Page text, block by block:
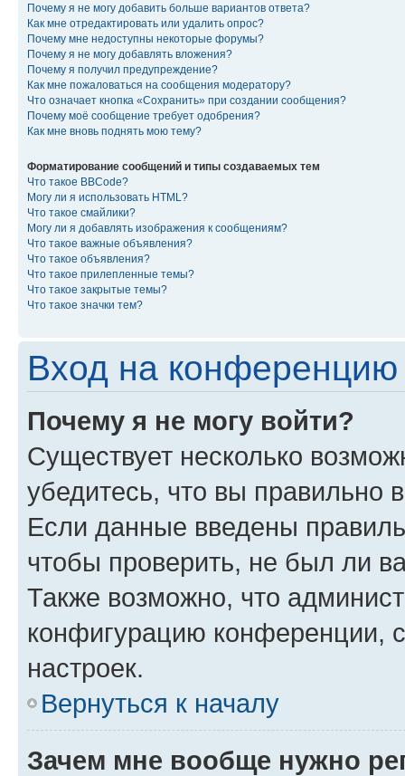
Почему я не могу добавить больше вариантов ответа?
Как мне отредактировать или удалить опрос?
Почему мне недоступны некоторые форумы?
Почему я не могу добавлять вложения?
Почему я получил предупреждение?
Как мне пожаловаться на сообщения модератору?
Что означает кнопка «Сохранить» при создании сообщения?
Почему моё сообщение требует одобрения?
Как мне вновь поднять мою тему?
Форматирование сообщений и типы создаваемых тем
Что такое BBCode?
Могу ли я использовать HTML?
Что такое смайлики?
Могу ли я добавлять изображения к сообщениям?
Что такое важные объявления?
Что такое объявления?
Что такое прилепленные темы?
Что такое закрытые темы?
Что такое значки тем?
Вход на конференцию
Почему я не могу войти?
Существует несколько
убедитесь, что вы правильно
Если данные введены
чтобы проверить, не был ли
Также возможно, что
конфигурацию конференции,
настроек.
Вернуться к началу
Зачем мне вообще нужно